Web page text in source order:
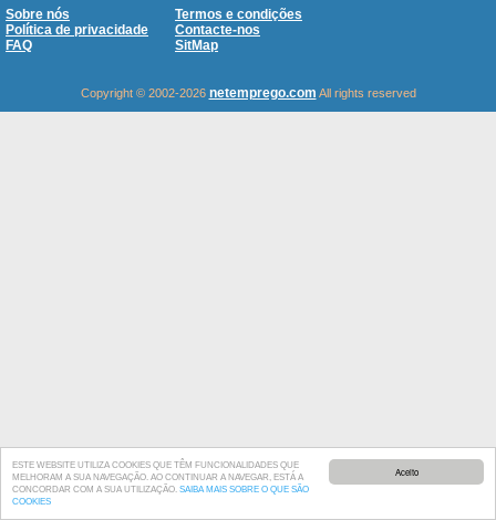
Aceito
ESTE WEBSITE UTILIZA COOKIES QUE TÊM FUNCIONALIDADES QUE
MELHORAM A SUA NAVEGAÇÃO. AO CONTINUAR A NAVEGAR, ESTÁ A
CONCORDAR COM A SUA UTILIZAÇÃO. SAIBA MAIS SOBRE O QUE SÃO
COOKIES
Sobre nós
Termos e condições
Política de privacidade
Contacte-nos
FAQ
SitMap
Copyright © 2002-2026 netemprego.com All rights reserved